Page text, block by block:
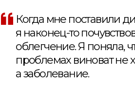
Когда мне поставили
я наконец-то
облегчение. Я поняла,
проблемах виноват не
а заболевание.